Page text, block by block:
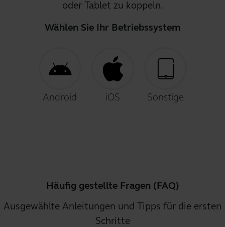
oder Tablet zu koppeln.
Wählen Sie Ihr Betriebssystem
Android iOS Sonstige
Häufig gestellte Fragen (FAQ)
Ausgewählte Anleitungen und Tipps für die ersten
Schritte